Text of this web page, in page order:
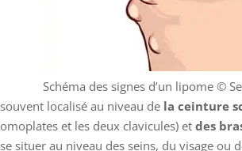
Schéma des signes d’un lipome ©
souvent localisé au niveau de la ceinture
omoplates et les deux clavicules) et des
se situer au niveau des seins, du visage ou